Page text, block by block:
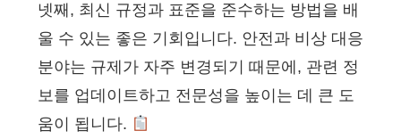
넷째, 최신 규정과 표준을 준수하는 방법을 배
울 수 있는 좋은 기회입니다. 안전과 비상 대응
분야는 규제가 자주 변경되기 때문에, 관련 정
보를 업데이트하고 전문성을 높이는 데 큰 도
움이 됩니다.